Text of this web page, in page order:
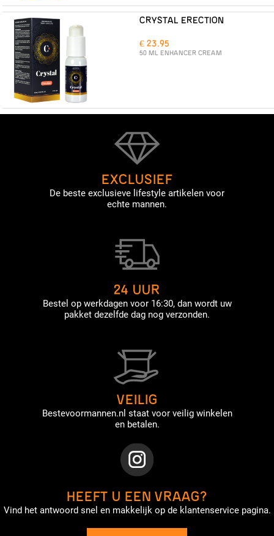
CRYSTAL ERECTION
€ 23.95
50 ML ENHANCER CREAM
EXCLUSIEF
De beste exclusieve lifestyle artikelen voor
echte mannen.
24 UUR
Bestel op werkdagen voor 16:30, dan wordt uw
pakket dezelfde dag nog verzonden.
VEILIG
Bestevoormannen.nl staat voor veilig winkelen
en betalen.
HEEFT U EEN VRAAG?
Vind het antwoord snel en makkelijk op de klantenservice pagina.